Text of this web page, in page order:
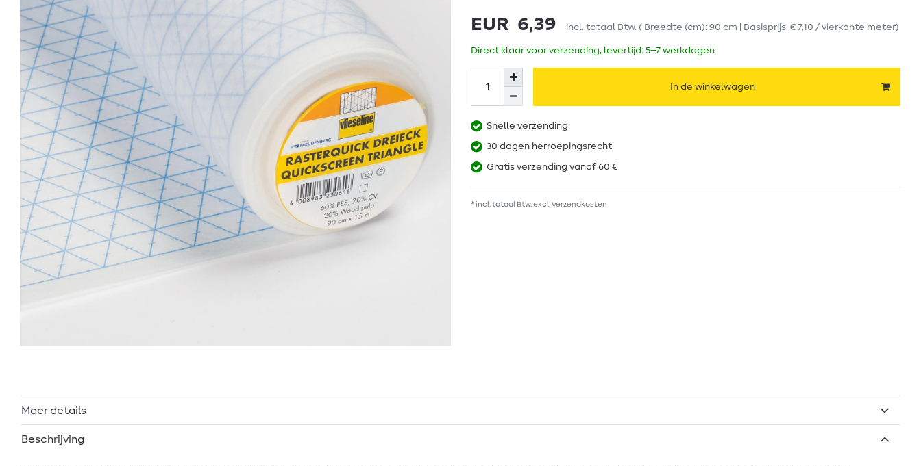
EUR 6,39 incl. totaal Btw. ( Breedte (cm): 90 cm | Basisprijs € 7,10 / vierkante meter)
Direct klaar voor verzending, levertijd: 5–7 werkdagen
In de winkelwagen
Snelle verzending
30 dagen herroepingsrecht
Gratis verzending vanaf 60 €
* incl. totaal Btw. excl. Verzendkosten
Meer details
Beschrijving